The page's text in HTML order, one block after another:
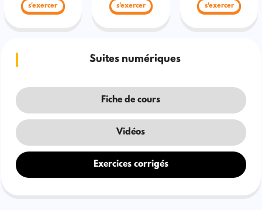
s'exercer s'exercer s'exercer
Suites numériques
Fiche de cours
Vidéos
Exercices corrigés